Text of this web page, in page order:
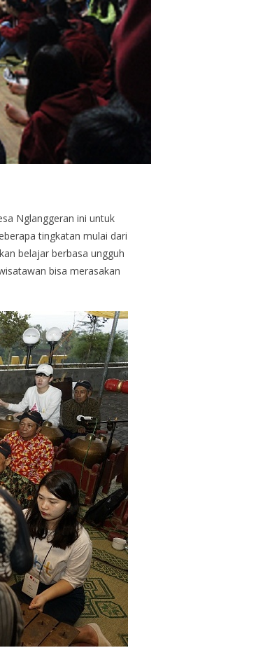
Nglanggeran ini untuk
tingkatan mulai dari
belajar berbasa ungguh
bisa merasakan